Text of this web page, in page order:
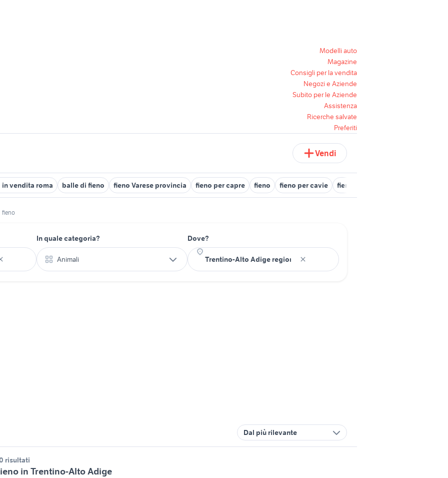
Modelli auto
Magazine
Consigli per la vendita
Negozi e Aziende
Subito per le Aziende
Assistenza
Ricerche salvate
Preferiti
Vendi
in vendita roma balle di fieno fieno Varese provincia fieno per capre fieno fieno per cavie fieno in animali
fieno
In quale categoria?
Animali
Dove?
Dal più rilevante
risultati
in Trentino-Alto Adige